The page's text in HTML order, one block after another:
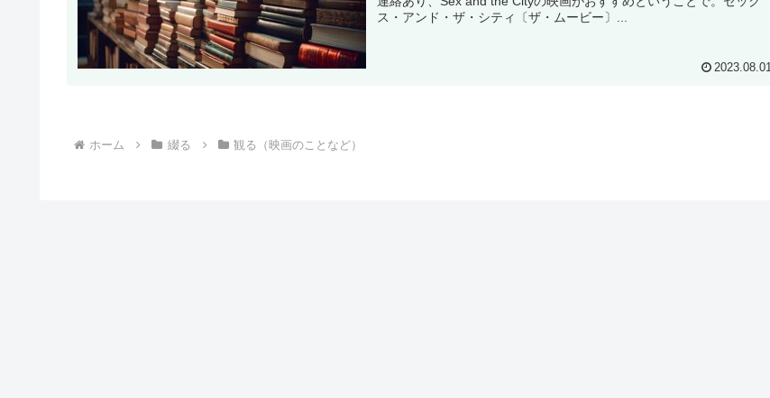
ス・アンド・ザ・シティ〔ザ・ムービー〕...
2023.08.01
ホーム 綴る 観る（映画のことなど）